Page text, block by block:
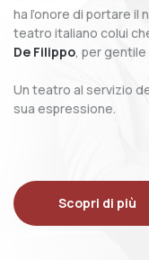
ha l’onore di portare
teatro italiano colui
De Filippo, per
Un teatro al servizio
sua espressione.
Scopri di più